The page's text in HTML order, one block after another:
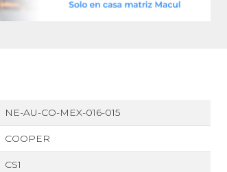
NE-AU-CO-MEX-016-015
COOPER
CS1